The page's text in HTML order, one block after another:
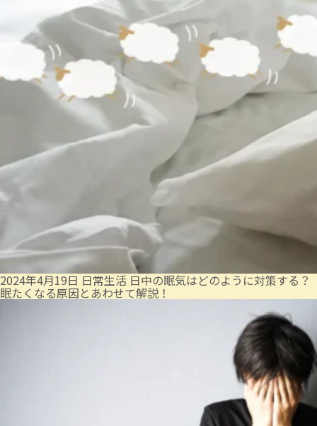
2024年4月19日 日常生活 日中の眠気はどのように対策する？
眠たくなる原因とあわせて解説！